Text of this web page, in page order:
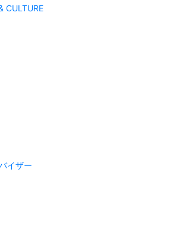
CULTURE
イザー